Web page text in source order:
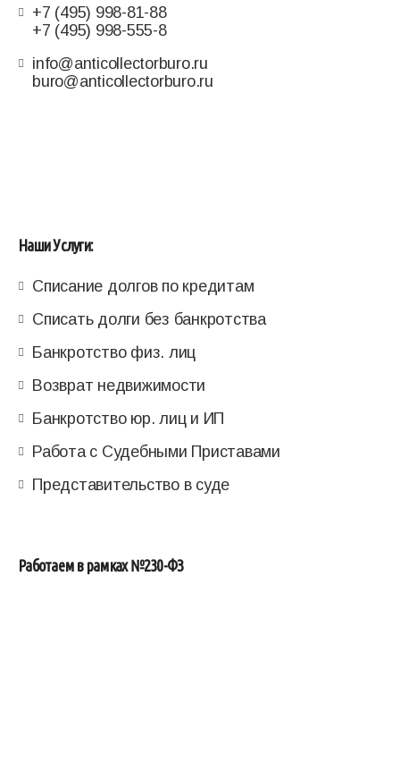
+7 (495) 998-81-88
+7 (495) 998-555-8
info@anticollectorburo.ru
buro@anticollectorburo.ru
Наши Услуги:
Списание долгов по кредитам
Списать долги без банкротства
Банкротство физ. лиц
Возврат недвижимости
Банкротство юр. лиц и ИП
Работа с Судебными Приставами
Представительство в суде
Работаем в рамках №230-ФЗ